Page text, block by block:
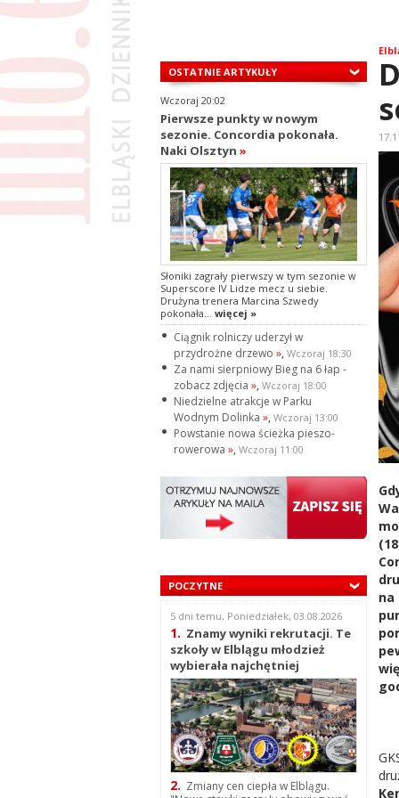
OSTATNIE ARTYKUŁY
Wczoraj 20:02
Pierwsze punkty w nowym
sezonie. Concordia pokonała.
Naki Olsztyn »
Słoniki zagrały pierwszy w tym sezonie w
Superscore IV Lidze mecz u siebie.
Drużyna trenera Marcina Szwedy
pokonała... więcej »
Ciągnik rolniczy uderzył w
przydrożne drzewo », Wczoraj 18:30
Za nami sierpniowy Bieg na 6 łap -
zobacz zdjęcia », Wczoraj 18:00
Niedzielne atrakcje w Parku
Wodnym Dolinka », Wczoraj 13:00
Powstanie nowa ścieżka pieszo-
rowerowa », Wczoraj 11:00
POCZYTNE
5 dni temu, Poniedziałek, 03.08.2026
1. Znamy wyniki rekrutacji. Te
szkoły w Elblągu młodzież
wybierała najchętniej
2. Zmiany cen ciepła w Elblągu.